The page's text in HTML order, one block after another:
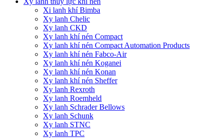
Xi lanh khí Bimba
Xy lanh Chelic
Xy lanh CKD
Xy lanh khí nén Compact
Xy lanh khí nén Compact Automation Products
Xy lanh khí nén Fabco-Air
Xy lanh khí nén Koganei
Xy lanh khí nén Konan
Xy lanh khí nén Sheffer
Xy lanh Rexroth
Xy lanh Roemheld
Xy lanh Schrader Bellows
Xy lanh Schunk
Xy lanh STNC
Xy lanh TPC